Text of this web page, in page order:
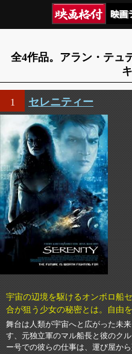
全4作品。アラン・テュ
1 セレニティー
宇宙の辺境を駆けるオンボロ船
合が狙う少女の秘密とは。自由
舞台は人類が宇宙へと広がった未
す、元独立軍のマル船長と彼のク
ー号での彼らの仕事は、運び屋か